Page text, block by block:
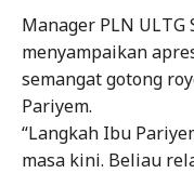
Manager PLN
menyampaikan
semangat gotong
Pariyem.
“Langkah Ibu
masa kini. Beliau